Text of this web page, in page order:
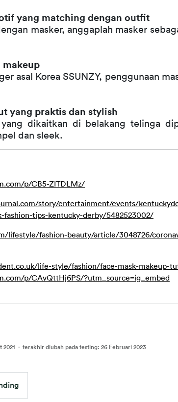
yang matching dengan outfit
masker, anggaplah masker
makeup
asal Korea SSUNZY, penggunaan
yang praktis dan stylish
yang dikaitkan di belakang telinga
dan sleek.
p/CB5-ZITDLMz/
story/entertainment/events/
fashion-tips-kentucky-derby/5482523002/
lifestyle/fashion-beauty/article/3048726/
life-style/fashion/face-mask-makeup-
p/CAvQttHj6PS/?utm_source=ig_embed
2021 · terakhir diubah pada testing: 26 Februari 2023